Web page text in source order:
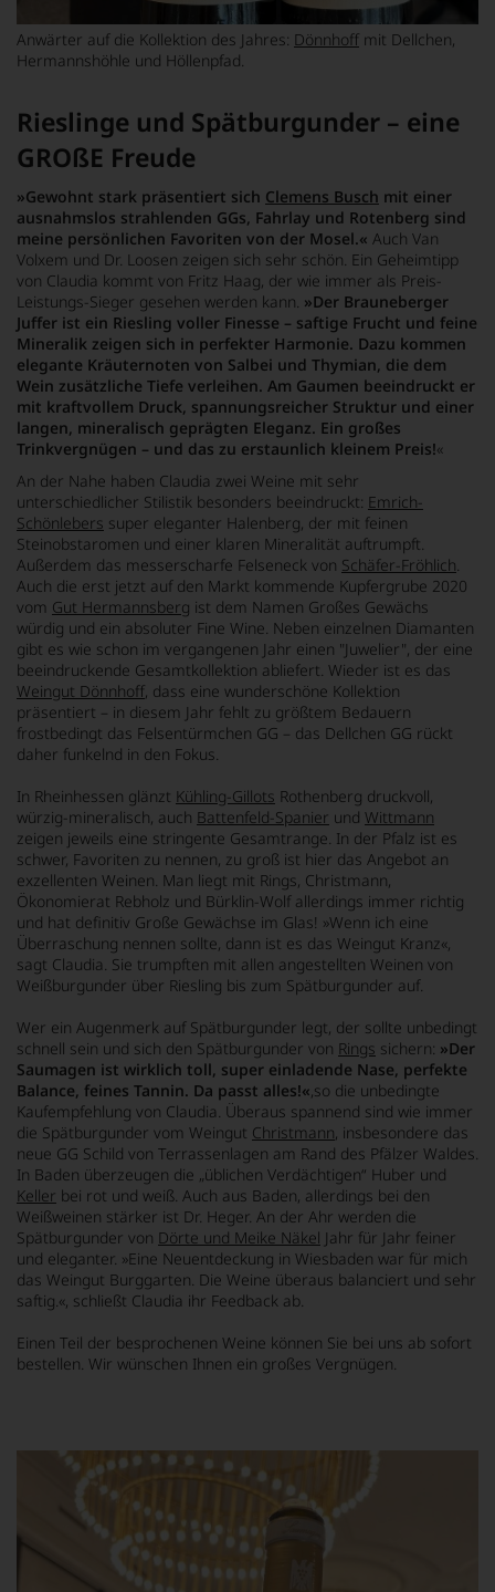
Anwärter auf die Kollektion des Jahres: Dönnhoff mit Dellchen,
Hermannshöhle und Höllenpfad.
Rieslinge und Spätburgunder – eine
GROßE Freude
»Gewohnt stark präsentiert sich Clemens Busch mit einer
ausnahmslos strahlenden GGs, Fahrlay und Rotenberg sind
meine persönlichen Favoriten von der Mosel.« Auch Van
Volxem und Dr. Loosen zeigen sich sehr schön. Ein Geheimtipp
von Claudia kommt von Fritz Haag, der wie immer als Preis-
Leistungs-Sieger gesehen werden kann. »Der Brauneberger
Juffer ist ein Riesling voller Finesse – saftige Frucht und feine
Mineralik zeigen sich in perfekter Harmonie. Dazu kommen
elegante Kräuternoten von Salbei und Thymian, die dem
Wein zusätzliche Tiefe verleihen. Am Gaumen beeindruckt er
mit kraftvollem Druck, spannungsreicher Struktur und einer
langen, mineralisch geprägten Eleganz. Ein großes
Trinkvergnügen – und das zu erstaunlich kleinem Preis!«
An der Nahe haben Claudia zwei Weine mit sehr
unterschiedlicher Stilistik besonders beeindruckt: Emrich-
Schönlebers super eleganter Halenberg, der mit feinen
Steinobstaromen und einer klaren Mineralität auftrumpft.
Außerdem das messerscharfe Felseneck von Schäfer-Fröhlich
Auch die erst jetzt auf den Markt kommende Kupfergrube 2020
vom Gut Hermannsberg ist dem Namen Großes Gewächs
würdig und ein absoluter Fine Wine. Neben einzelnen Diamanten
gibt es wie schon im vergangenen Jahr einen "Juwelier", der eine
beeindruckende Gesamtkollektion abliefert. Wieder ist es das
Weingut Dönnhoff , dass eine wunderschöne Kollektion
präsentiert – in diesem Jahr fehlt zu größtem Bedauern
frostbedingt das Felsentürmchen GG – das Dellchen GG rückt
daher funkelnd in den Fokus.
In Rheinhessen glänzt Kühling-Gillots Rothenberg druckvoll,
würzig-mineralisch, auch Battenfeld-Spanier und Wittmann
zeigen jeweils eine stringente Gesamtrange. In der Pfalz ist es
schwer, Favoriten zu nennen, zu groß ist hier das Angebot an
exzellenten Weinen. Man liegt mit Rings, Christmann,
Ökonomierat Rebholz und Bürklin-Wolf allerdings immer richtig
und hat definitiv Große Gewächse im Glas! »Wenn ich eine
Überraschung nennen sollte, dann ist es das Weingut Kranz«
sagt Claudia. Sie trumpften mit allen angestellten Weinen von
Weißburgunder über Riesling bis zum Spätburgunder auf.
Wer ein Augenmerk auf Spätburgunder legt, der sollte unbedingt
schnell sein und sich den Spätburgunder von Rings sichern: »Der
Saumagen ist wirklich toll, super einladende Nase, perfekte
Balance, feines Tannin. Da passt alles!« so die unbedingte
Kaufempfehlung von Claudia. Überaus spannend sind wie immer
die Spätburgunder vom Weingut Christmann , insbesondere das
neue GG Schild von Terrassenlagen am Rand des Pfälzer Waldes.
In Baden überzeugen die „üblichen Verdächtigen“ Huber und
Keller bei rot und weiß. Auch aus Baden, allerdings bei den
Weißweinen stärker ist Dr. Heger. An der Ahr werden die
Spätburgunder von Dörte und Meike Näkel Jahr für Jahr feiner
und eleganter. »Eine Neuentdeckung in Wiesbaden war für mich
das Weingut Burggarten. Die Weine überaus balanciert und sehr
saftig.« , schließt Claudia ihr Feedback ab.
Einen Teil der besprochenen Weine können Sie bei uns ab sofort
bestellen. Wir wünschen Ihnen ein großes Vergnügen.